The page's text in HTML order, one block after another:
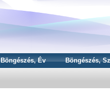
Böngészés, Év Böngészés,